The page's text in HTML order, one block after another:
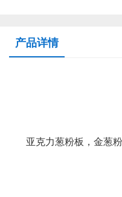
产品详情
亚克力葱粉板，金葱